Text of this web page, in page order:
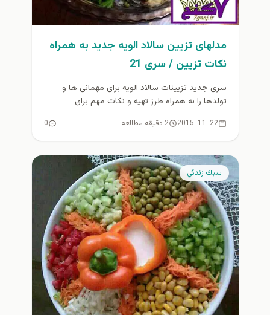
مدلهای تزیین سالاد الویه جدید به همراه
نکات تزیین / سری 21
سری جدید تزیینات سالاد الویه برای مهمانی ها و
تولدها را به همراه طرز تهیه و نکات مهم برای
2015-11-22 2 دقیقه مطالعه 0
سبك زندگي